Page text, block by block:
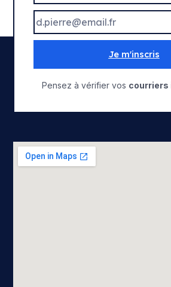
Je m'inscris
Pensez à vérifier vos courriers